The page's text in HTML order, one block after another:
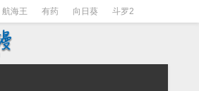
航海王 有药 向日葵 斗罗2
人